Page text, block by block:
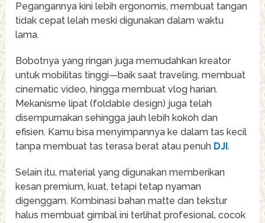
Pegangannya kini lebih ergonomis, membuat tangan
tidak cepat lelah meski digunakan dalam waktu
lama.
Bobotnya yang ringan juga memudahkan kreator
untuk mobilitas tinggi—baik saat traveling, membuat
cinematic video, hingga membuat vlog harian.
Mekanisme lipat (foldable design) juga telah
disempurnakan sehingga jauh lebih kokoh dan
efisien. Kamu bisa menyimpannya ke dalam tas kecil
tanpa membuat tas terasa berat atau penuh DJI.
Selain itu, material yang digunakan memberikan
kesan premium, kuat, tetapi tetap nyaman
digenggam. Kombinasi bahan matte dan tekstur
halus membuat gimbal ini terlihat profesional, cocok